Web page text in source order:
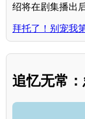
绍将在剧集播出
拜托了！别宠我
追忆无常